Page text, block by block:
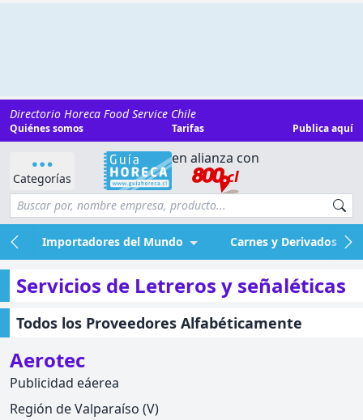
Directorio Horeca Food Service Chile
Quiénes somos Tarifas Publica aquí
Categorías
en alianza con
Importadores del Mundo Carnes y Derivados
Servicios de Letreros y señaléticas
Todos los Proveedores Alfabéticamente
Aerotec
Publicidad eáerea
Región de Valparaíso (V)